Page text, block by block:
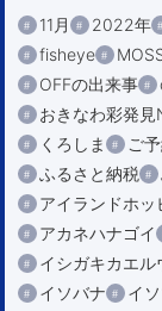
11月 2022年
fisheye
OFFの出来事
おきなわ彩発見
くろしま
ご
ふるさと納税
アイランドホッ
アカネハナゴイ
イシガキカエル
イソバナ
イ